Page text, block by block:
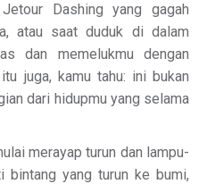
Dashing yang gagah
atau saat duduk di dalam
dan memelukmu dengan
juga, kamu tahu: ini bukan
dari hidupmu yang selama
merayap turun dan lampu-
bintang yang turun ke bumi,